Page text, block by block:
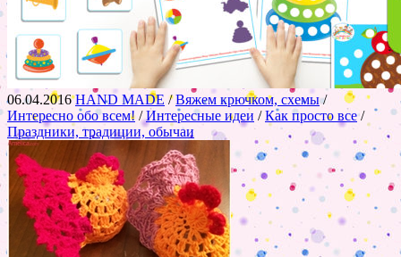
06.04.2016HAND MADE /Вяжем крючком, схемы/
Интересно обо всем! /Интересные идеи /Как просто все/
Праздники, традиции, обычаи